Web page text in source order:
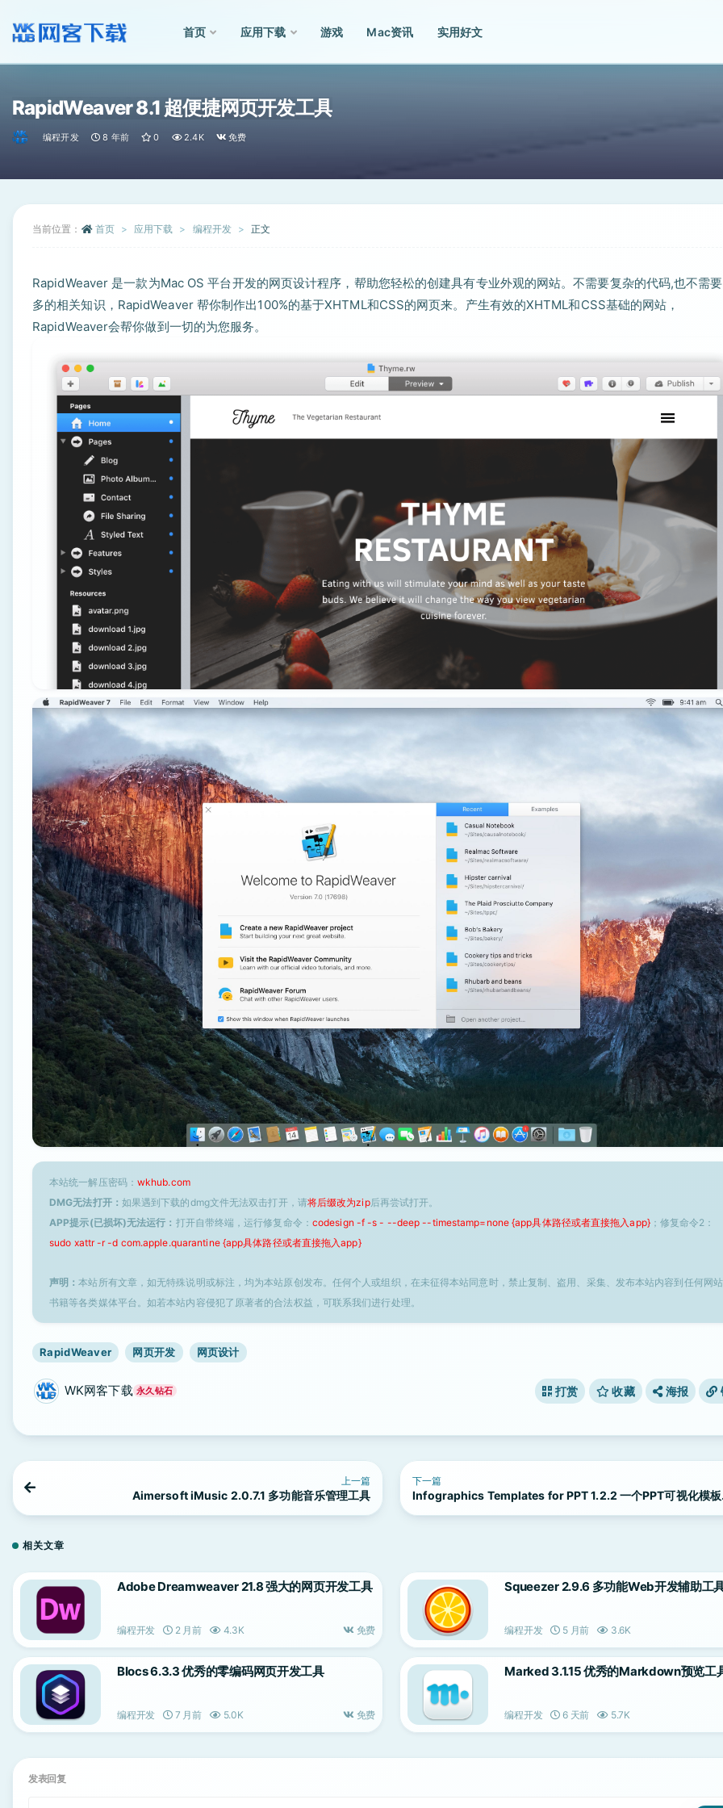
首页 应用下载 游戏 Mac资讯 实用好文
RapidWeaver 8.1 超便捷网页开发工具
编程开发 8 年前 0 2.4K 免费
当前位置： 首页 应用下载 编程开发 正文
RapidWeaver 是一款为Mac OS 平台开发的网页设计程序，帮助您轻松的创建具有专业外观的网站。不需要复杂的代码,也不需
多的相关知识，RapidWeaver 帮你制作出100%的基于XHTML和CSS的网页来。产生有效的XHTML和CSS基础的网站，
RapidWeaver会帮你做到一切的为您服务。
本站统一解压密码： wkhub.com
DMG无法打开： 如果遇到下载的dmg文件无法双击打开，请将后缀改为zip后再尝试打开。
APP提示(已损坏)无法运行： 打开自带终端，运行修复命令： codesign -f -s - --deep --timestamp=none {app具体路径或者直接拖入app}；修复命令2：
sudo xattr -r -d com.apple.quarantine {app具体路径或者直接拖入app}
声明：本站所有文章，如无特殊说明或标注，均为本站原创发布。任何个人或组织，在未征得本站同意时，禁止复制、盗用、采集、发布本站内容到任何网
书籍等各类媒体平台。如若本站内容侵犯了原著者的合法权益，可联系我们进行处理。
RapidWeaver 网页开发 网页设计
WK网客下载 永久钻石 打赏 收藏 海报
上一篇
Aimersoft iMusic 2.0.7.1 多功能音乐管理工具
下一篇
Infographics Templates for PPT 1.2.2 一个PPT可视化模板
相关文章
Adobe Dreamweaver 21.8 强大的网页开发工具
编程开发 2 月前 4.3K 免费
Squeezer 2.9.6 多功能Web开发辅助工
编程开发 5 月前 3.6K
Blocs 6.3.3 优秀的零编码网页开发工具
编程开发 7 月前 5.0K 免费
Marked 3.1.15 优秀的Markdown预览工
编程开发 6 天前 5.7K
发表回复